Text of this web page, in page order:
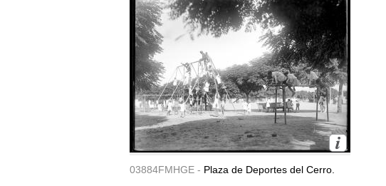
03884FMHGE - Plaza de Deportes del Cerro.